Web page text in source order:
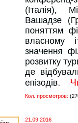
(Італія),
Вашадзе
поняттям
власному
значення
розвитку
де
епізодів.
Кол. просмотров:
21.09.2016